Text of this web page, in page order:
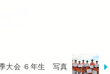
大会 ６年生 写真